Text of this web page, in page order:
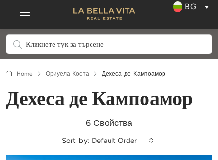
BG
Home Ориуела Коста Дехеса де Кампоамор
Дехеса де Кампоамор
6 Свойства
Sort by: Default Order